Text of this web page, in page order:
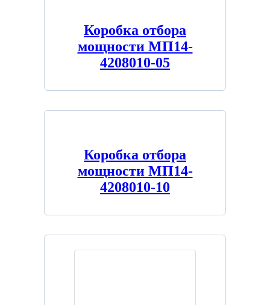
Коробка отбора
мощности МП14-
4208010-05
Коробка отбора
мощности МП14-
4208010-10